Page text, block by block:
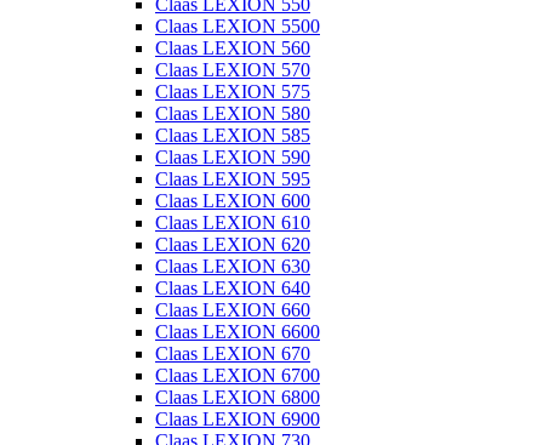
Claas LEXION 550
Claas LEXION 5500
Claas LEXION 560
Claas LEXION 570
Claas LEXION 575
Claas LEXION 580
Claas LEXION 585
Claas LEXION 590
Claas LEXION 595
Claas LEXION 600
Claas LEXION 610
Claas LEXION 620
Claas LEXION 630
Claas LEXION 640
Claas LEXION 660
Claas LEXION 6600
Claas LEXION 670
Claas LEXION 6700
Claas LEXION 6800
Claas LEXION 6900
Claas LEXION 730